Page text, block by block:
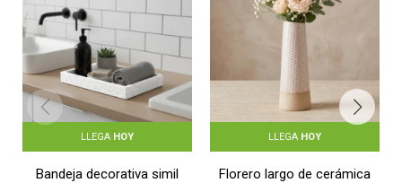
LLEGA HOY
Bandeja decorativa simil
LLEGA HOY
Florero largo de cerámica